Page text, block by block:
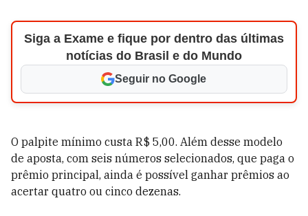
Siga a Exame e fique por dentro das últimas
notícias do Brasil e do Mundo
Seguir no Google
O palpite mínimo custa R$ 5,00. Além desse modelo
de aposta, com seis números selecionados, que paga o
prêmio principal, ainda é possível ganhar prêmios ao
acertar quatro ou cinco dezenas.